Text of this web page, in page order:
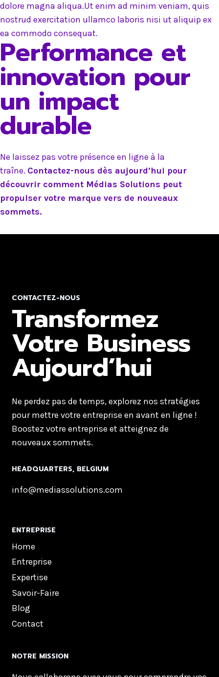
dolore magna aliqua.Ut enim ad minim veniam, quis
nostrud exercitation ullamco laboris nisi ut aliquip ex
ea commodo consequat.
Performance et
innovation pour
un impact
durable
Ne laissez pas votre présence en ligne à la
traîne. Contactez-nous dès aujourd’hui pour
découvrir comment Médias Solutions peut
propulser votre marque vers de nouveaux
sommets.
CONTACTEZ-NOUS
Transformez
Votre Business
Aujourd’hui
Ne perdez pas de temps, explorez nos stratégies
pour mettre votre entreprise en avant en ligne !
Boostez votre entreprise et atteignez de
nouveaux sommets.
HEADQUARTERS, BELGIUM
info@mediassolutions.com
ENTREPRISE
Home
Entreprise
Expertise
Savoir-Faire
Blog
Contact
NOTRE MISSION